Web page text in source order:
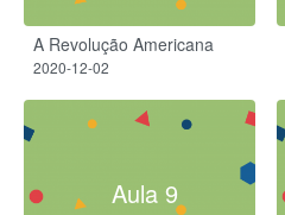
A Revolução Americana
2020-12-02
Aula 9